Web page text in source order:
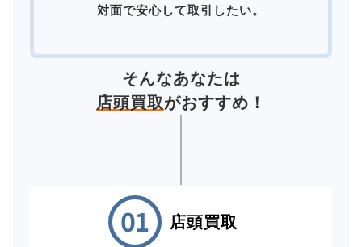
対面で安心して取引したい。
そんなあなたは
店頭買取がおすすめ！
店頭買取